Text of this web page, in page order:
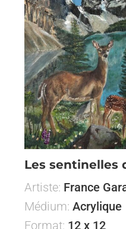
Les sentinelles
Artiste: France
Médium: Acrylique
Format: 12 x 12